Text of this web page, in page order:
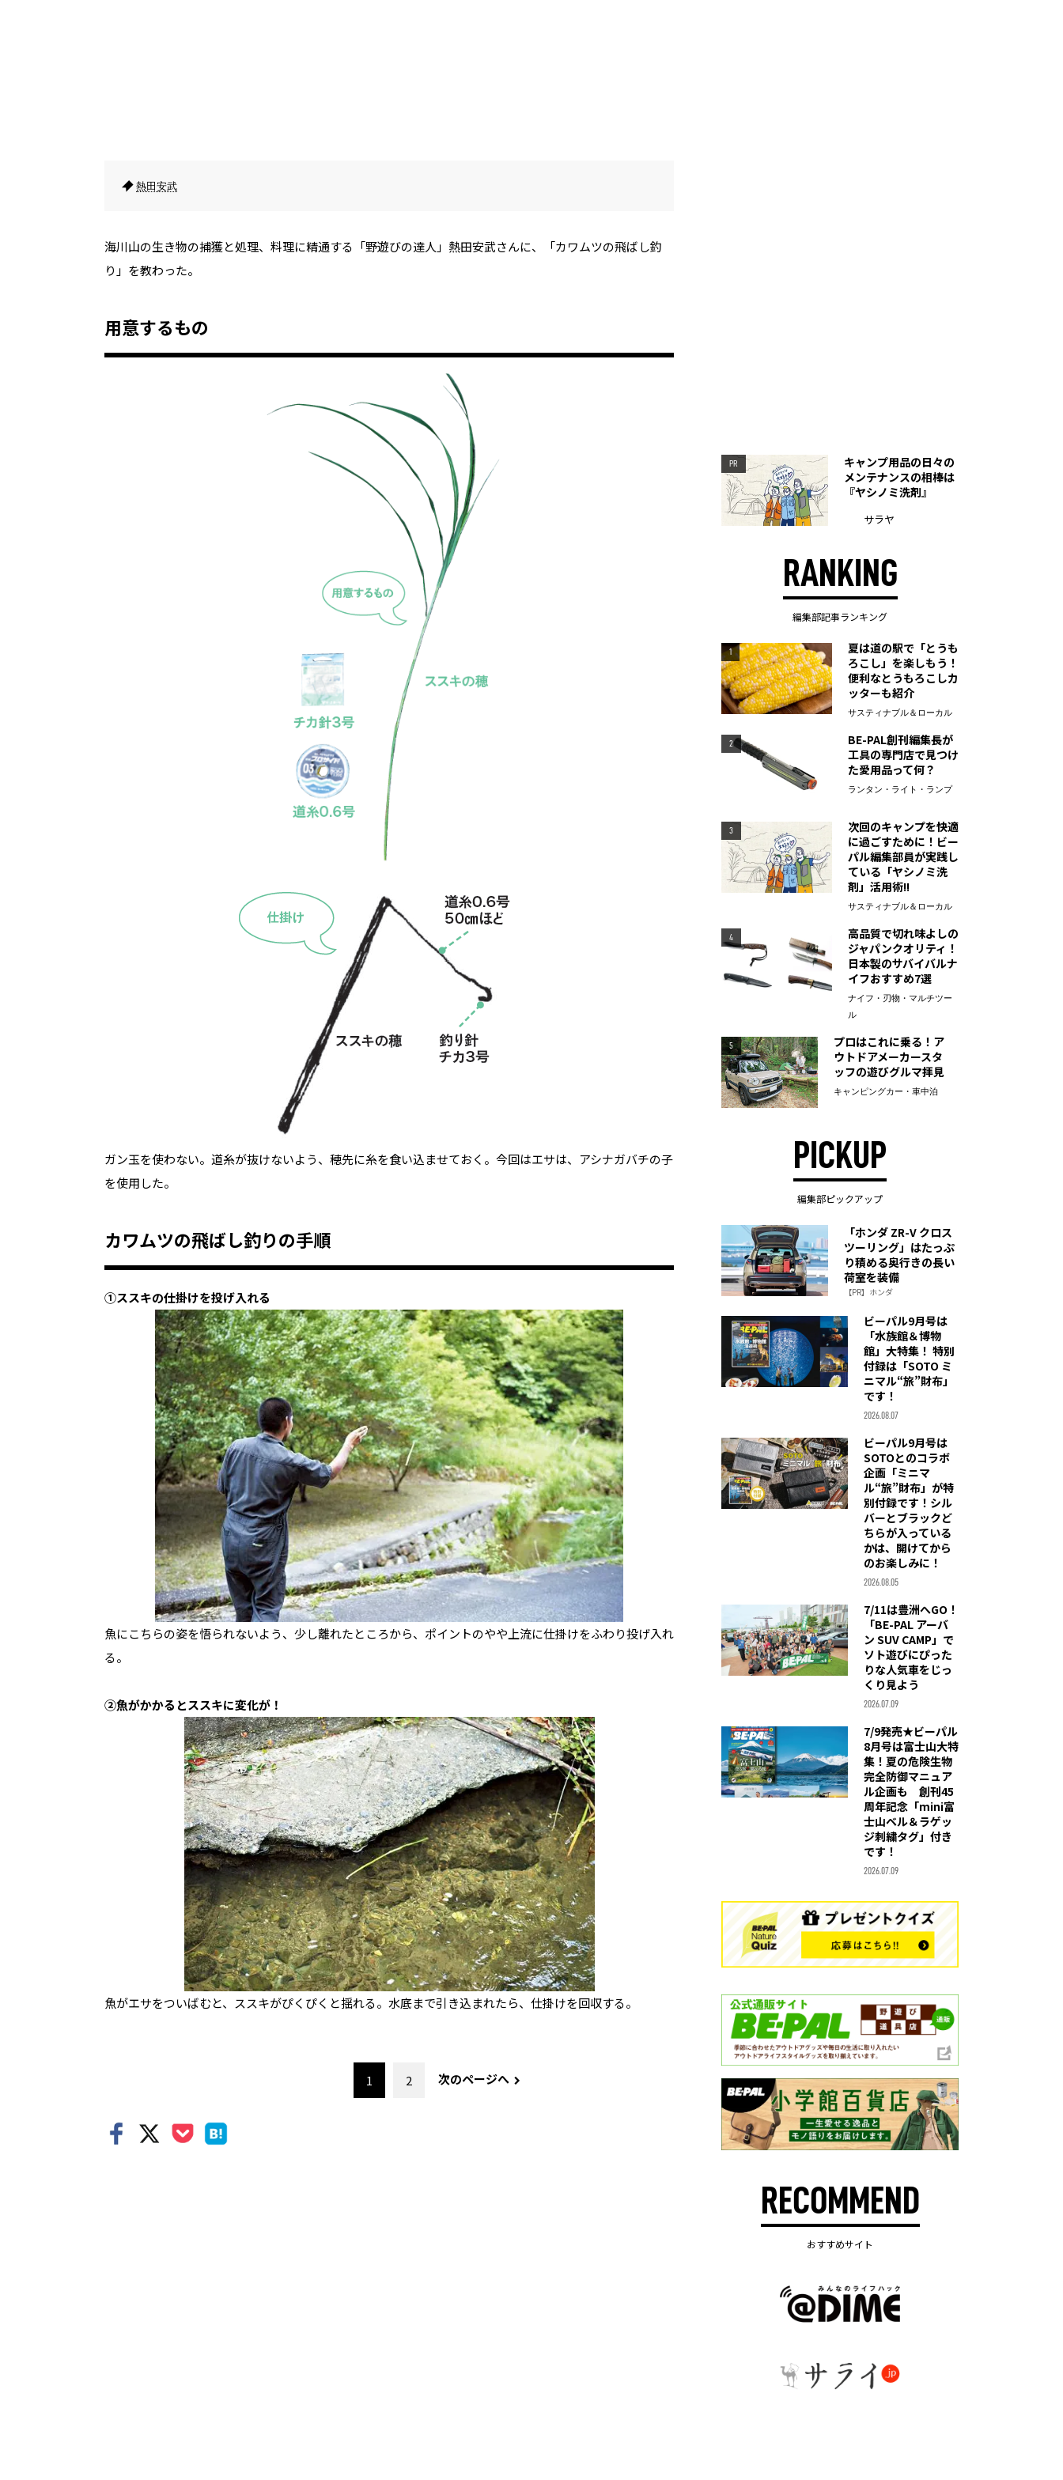
熱田安武
海川山の生き物の捕獲と処理、料理に精通する「野遊びの達人」熱田安武さんに、「カワムツの飛ばし釣
り」を教わった。
用意するもの
ガン玉を使わない。道糸が抜けないよう、穂先に糸を食い込ませておく。今回はエサは、アシナガバチの子
を使用した。
カワムツの飛ばし釣りの手順
①ススキの仕掛けを投げ入れる
魚にこちらの姿を悟られないよう、少し離れたところから、ポイントのやや上流に仕掛けをふわり投げ入れ
る。
②魚がかかるとススキに変化が！
魚がエサをついばむと、ススキがぴくぴくと揺れる。水底まで引き込まれたら、仕掛けを回収する。
1 2 次のページへ
PR
キャンプ用品の日々の
メンテナンスの相棒は
『ヤシノミ洗剤』
サラヤ
RANKING
編集部記事ランキング
1
夏は道の駅で「とうも
ろこし」を楽しもう！
便利なとうもろこしカ
ッターも紹介
サスティナブル＆ローカル
2
BE-PAL創刊編集長が
工具の専門店で見つけ
た愛用品って何？
ランタン・ライト・ランプ
3
次回のキャンプを快適
に過ごすために！ビー
パル編集部員が実践し
ている「ヤシノミ洗
剤」活用術!!
サスティナブル＆ローカル
4
高品質で切れ味よしの
ジャパンクオリティ！
日本製のサバイバルナ
イフおすすめ7選
ナイフ・刃物・マルチツー
ル
5
プロはこれに乗る！ア
ウトドアメーカースタ
ッフの遊びグルマ拝見
キャンピングカー・車中泊
PICKUP
編集部ピックアップ
「ホンダ ZR-V クロス
ツーリング」はたっぷ
り積める奥行きの長い
荷室を装備
【PR】ホンダ
ビーパル9月号は
「水族館＆博物
館」大特集！ 特別
付録は「SOTO ミ
ニマル“旅”財布」
です！
2026.08.07
ビーパル9月号は
SOTOとのコラボ
企画「ミニマ
ル“旅”財布」が特
別付録です！シル
バーとブラックど
ちらが入っている
かは、開けてから
のお楽しみに！
2026.08.05
7/11は豊洲へGO！
「BE-PAL アーバ
ン SUV CAMP」で
ソト遊びにぴった
りな人気車をじっ
くり見よう
2026.07.09
7/9発売★ビーパル
8月号は富士山大特
集！夏の危険生物
完全防御マニュア
ル企画も 創刊45
周年記念「mini富
士山ベル＆ラゲッ
ジ刺繍タグ」付き
です！
2026.07.09
RECOMMEND
おすすめサイト